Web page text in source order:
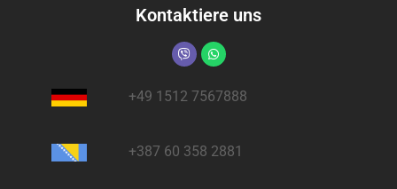
Kontaktiere uns
+49 1512 7567888
+387 60 358 2881